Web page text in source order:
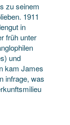
zu seinem
1911
in
früh unter
und
kam James
infrage, was